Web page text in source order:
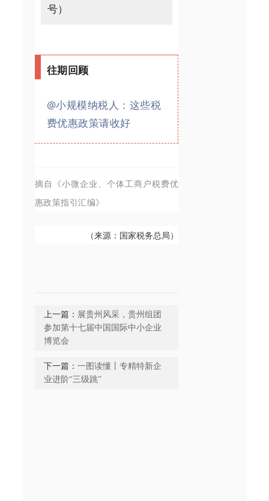
号）
往期回顾
@小规模纳税人：这些税
费优惠政策请收好
摘自《小微企业、个体工商户税费优
惠政策指引汇编》
（来源：国家税务总局）
上一篇： 展贵州风采，贵州组团
参加第十七届中国国际中小企业
博览会
下一篇： 一图读懂丨专精特新企
业进阶“三级跳”